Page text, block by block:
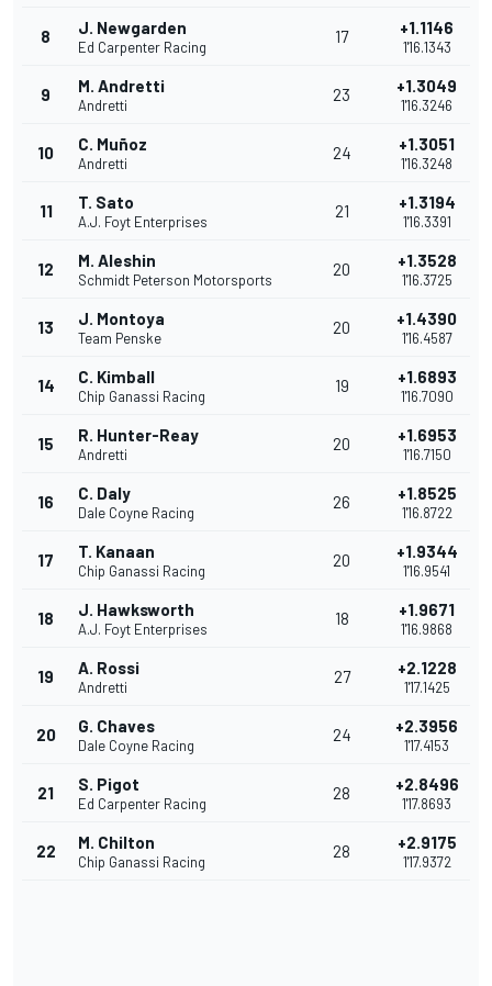
8 J. Newgarden
Ed Carpenter Racing
17 +1.1146
1'16.1343
9 M. Andretti
Andretti
23 +1.3049
1'16.3246
10 C. Muñoz
Andretti
24 +1.3051
1'16.3248
11 T. Sato
A.J. Foyt Enterprises
21 +1.3194
1'16.3391
12 M. Aleshin
Schmidt Peterson Motorsports
20 +1.3528
1'16.3725
13 J. Montoya
Team Penske
20 +1.4390
1'16.4587
14 C. Kimball
Chip Ganassi Racing
19 +1.6893
1'16.7090
15 R. Hunter-Reay
Andretti
20 +1.6953
1'16.7150
16 C. Daly
Dale Coyne Racing
26 +1.8525
1'16.8722
17 T. Kanaan
Chip Ganassi Racing
20 +1.9344
1'16.9541
18 J. Hawksworth
A.J. Foyt Enterprises
18 +1.9671
1'16.9868
19 A. Rossi
Andretti
27 +2.1228
1'17.1425
20 G. Chaves
Dale Coyne Racing
24 +2.3956
1'17.4153
21 S. Pigot
Ed Carpenter Racing
28 +2.8496
1'17.8693
22 M. Chilton
Chip Ganassi Racing
28 +2.9175
1'17.9372